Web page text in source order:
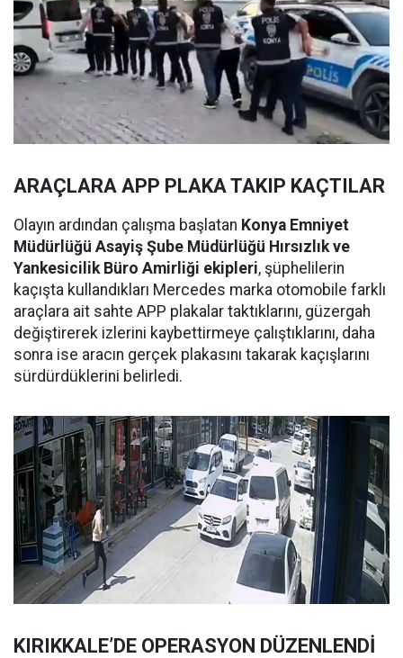
ARAÇLARA APP PLAKA TAKIP KAÇTILAR
Olayın ardından çalışma başlatan Konya Emniyet
Müdürlüğü Asayiş Şube Müdürlüğü Hırsızlık ve
Yankesicilik Büro Amirliği ekipleri, şüphelilerin
kaçışta kullandıkları Mercedes marka otomobile farklı
araçlara ait sahte APP plakalar taktıklarını, güzergah
değiştirerek izlerini kaybettirmeye çalıştıklarını, daha
sonra ise aracın gerçek plakasını takarak kaçışlarını
sürdürdüklerini belirledi.
KIRIKKALE’DE OPERASYON DÜZENLENDİ